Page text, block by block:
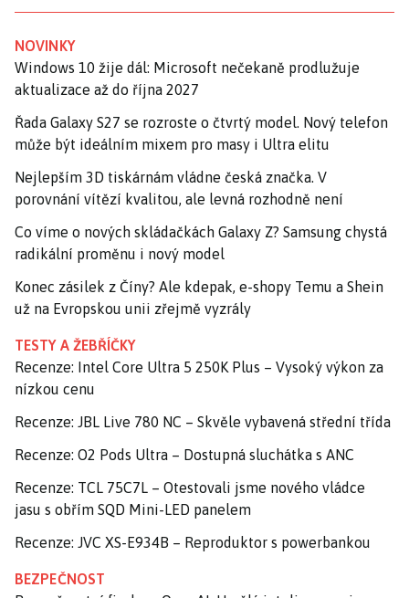
NOVINKY
Windows 10 žije dál: Microsoft nečekaně prodlužuje
aktualizace až do října 2027
Řada Galaxy S27 se rozroste o čtvrtý model. Nový telefon
může být ideálním mixem pro masy i Ultra elitu
Nejlepším 3D tiskárnám vládne česká značka. V
porovnání vítězí kvalitou, ale levná rozhodně není
Co víme o nových skládačkách Galaxy Z? Samsung chystá
radikální proměnu i nový model
Konec zásilek z Číny? Ale kdepak, e-shopy Temu a Shein
už na Evropskou unii zřejmě vyzrály
TESTY A ŽEBŘÍČKY
Recenze: Intel Core Ultra 5 250K Plus – Vysoký výkon za
nízkou cenu
Recenze: JBL Live 780 NC – Skvěle vybavená střední třída
Recenze: O2 Pods Ultra – Dostupná sluchátka s ANC
Recenze: TCL 75C7L – Otestovali jsme nového vládce
jasu s obřím SQD Mini-LED panelem
Recenze: JVC XS-E934B – Reproduktor s powerbankou
BEZPEČNOST